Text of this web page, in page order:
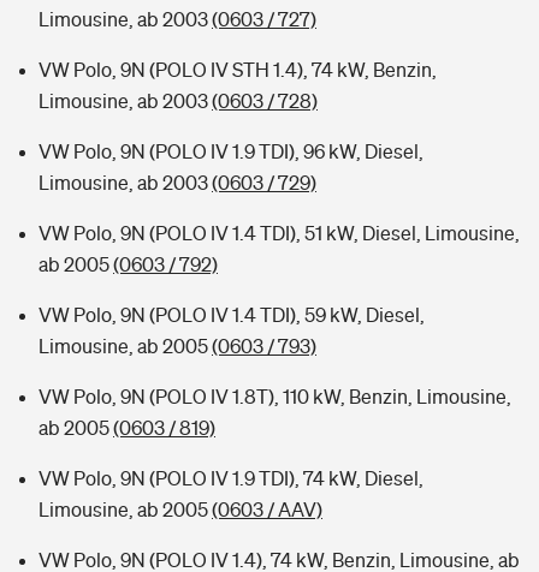
Limousine, ab 2003(0603 / 727)
VW Polo, 9N (POLO IV STH 1.4), 74 kW, Benzin,
Limousine, ab 2003(0603 / 728)
VW Polo, 9N (POLO IV 1.9 TDI), 96 kW, Diesel,
Limousine, ab 2003(0603 / 729)
VW Polo, 9N (POLO IV 1.4 TDI), 51 kW, Diesel, Limousine,
ab 2005(0603 / 792)
VW Polo, 9N (POLO IV 1.4 TDI), 59 kW, Diesel,
Limousine, ab 2005(0603 / 793)
VW Polo, 9N (POLO IV 1.8T), 110 kW, Benzin, Limousine,
ab 2005(0603 / 819)
VW Polo, 9N (POLO IV 1.9 TDI), 74 kW, Diesel,
Limousine, ab 2005(0603 / AAV)
VW Polo, 9N (POLO IV 1.4), 74 kW, Benzin, Limousine, ab